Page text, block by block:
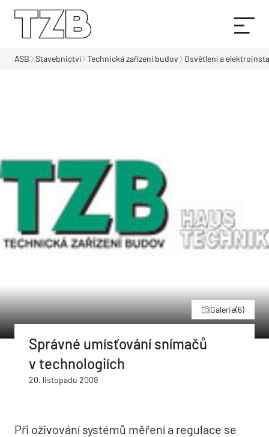
ASB Stavebnictví Technická zařízení budov Osvětlení a
Galerie(6)
Správné umísťování snímačů
v technologiích
20. listopadu 2009
Při oživování systémů měření a regulace se